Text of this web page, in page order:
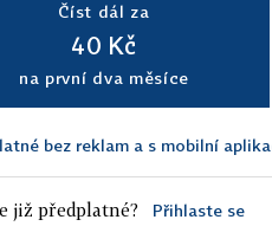
Číst dál za
40 Kč
na první dva měsíce
bez reklam a s mobilní
již předplatné? Přihlaste se